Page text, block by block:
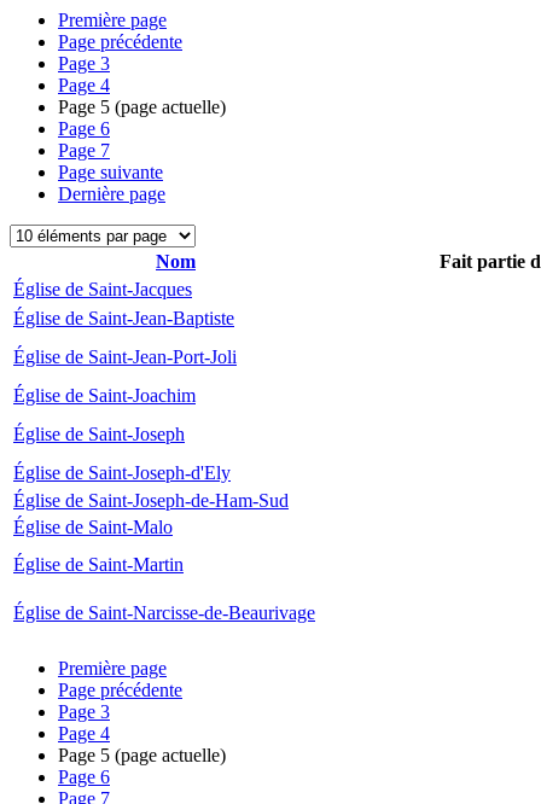
Première page
Page précédente
Page 3
Page 4
Page 5 (page actuelle)
Page 6
Page 7
Page suivante
Dernière page
Nom
Fait partie
Église de Saint-Jacques
Église de Saint-Jean-Baptiste
Église de Saint-Jean-Port-Joli
Église de Saint-Joachim
Église de Saint-Joseph
Église de Saint-Joseph-d'Ely
Église de Saint-Joseph-de-Ham-Sud
Église de Saint-Malo
Église de Saint-Martin
Église de Saint-Narcisse-de-Beaurivage
Première page
Page précédente
Page 3
Page 4
Page 5 (page actuelle)
Page 6
Page 7